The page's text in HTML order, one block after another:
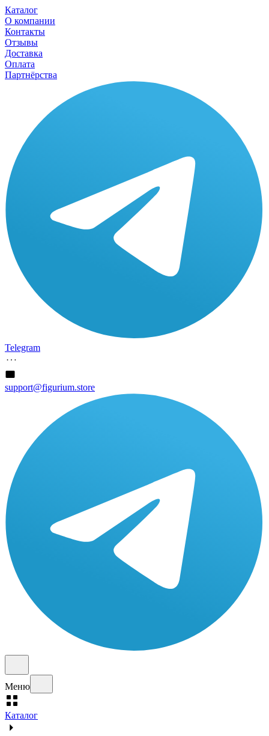
Каталог
О компании
Контакты
Отзывы
Доставка
Оплата
Партнёрства
Telegram
support@figurium.store
Меню
Каталог